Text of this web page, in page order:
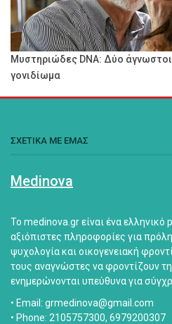
Μυστηριώδες DNA: Δύο
γονιδίωμα
ΣΧΕΤΙΚΑ ΜΕ ΕΜΑΣ
Medinova
Το medinova.gr είναι ένα
αξιόπιστες πληροφορίες για
ψυχολογία και οικογενειακή
τους αναγνώστες να φροντίζουν
ενημερώνονται υπεύθυνα για
• Email: grmedinova@gmail.com
• Phone: 2105757300, 6979200307